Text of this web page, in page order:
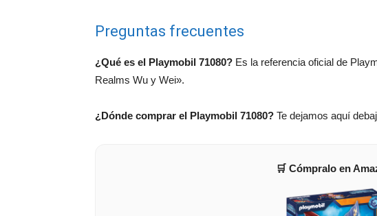
Preguntas frecuentes
¿Qué es el Playmobil 71080? Es la referencia oficial de
Realms Wu y Wei».
¿Dónde comprar el Playmobil 71080? Te dejamos aquí
🛒 Cómpralo en